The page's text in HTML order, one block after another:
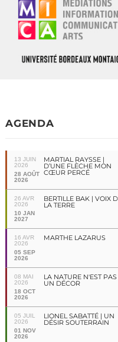
AGENDA
13 JUIN
2026
28 AOÛT
2026
MARTIAL RAYSSE |
D’UNE FLÈCHE MON
CŒUR PERCÉ
26 AVR
2026
10 JAN
2027
BERTILLE BAK | VOIX
LA TERRE
16 AVR
2026
05 SEP
2026
MARTHE LAZARUS
08 MAI
2026
18 OCT
2026
LA NATURE N'EST PAS
UN DÉCOR
05 JUIL
2026
01 NOV
2026
LIONEL SABATTÉ | UN
DÉSIR SOUTERRAIN